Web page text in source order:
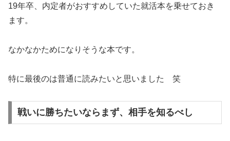
19年卒、内定者がおすすめしていた就活本を乗せておき
ます。
なかなかためになりそうな本です。
特に最後のは普通に読みたいと思いました 笑
戦いに勝ちたいならまず、相手を知るべし